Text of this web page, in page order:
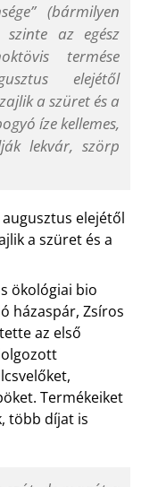
(bármilyen
az egész
termése
elejétől
a szüret és a
íze kellemes,
lekvár, szörp
elejétől
a szüret és a
ökológiai bio
házaspár, Zsíros
az első
Termékeiket
több díjat is